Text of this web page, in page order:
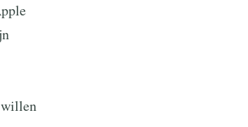
willen